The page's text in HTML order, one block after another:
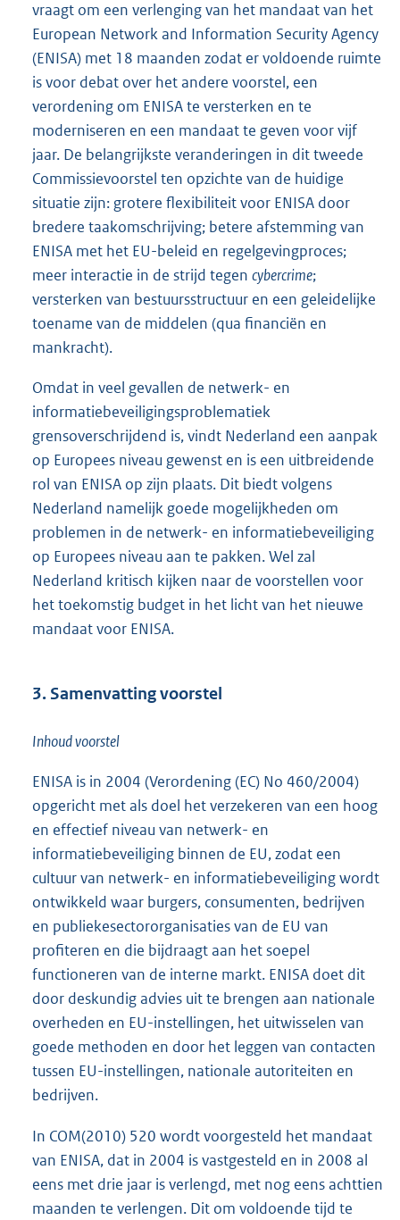
vraagt om een verlenging van het mandaat van het
European Network and Information Security Agency
(ENISA) met 18 maanden zodat er voldoende ruimte
is voor debat over het andere voorstel, een
verordening om ENISA te versterken en te
moderniseren en een mandaat te geven voor vijf
jaar. De belangrijkste veranderingen in dit tweede
Commissievoorstel ten opzichte van de huidige
situatie zijn: grotere flexibiliteit voor ENISA door
bredere taakomschrijving; betere afstemming van
ENISA met het EU-beleid en regelgevingproces;
meer interactie in de strijd tegen cybercrime;
versterken van bestuursstructuur en een geleidelijke
toename van de middelen (qua financiën en
mankracht).
Omdat in veel gevallen de netwerk- en
informatiebeveiligingsproblematiek
grensoverschrijdend is, vindt Nederland een aanpak
op Europees niveau gewenst en is een uitbreidende
rol van ENISA op zijn plaats. Dit biedt volgens
Nederland namelijk goede mogelijkheden om
problemen in de netwerk- en informatiebeveiliging
op Europees niveau aan te pakken. Wel zal
Nederland kritisch kijken naar de voorstellen voor
het toekomstig budget in het licht van het nieuwe
mandaat voor ENISA.
3. Samenvatting voorstel
Inhoud voorstel
ENISA is in 2004 (Verordening (EC) No 460/2004)
opgericht met als doel het verzekeren van een hoog
en effectief niveau van netwerk- en
informatiebeveiliging binnen de EU, zodat een
cultuur van netwerk- en informatiebeveiliging wordt
ontwikkeld waar burgers, consumenten, bedrijven
en publiekesectororganisaties van de EU van
profiteren en die bijdraagt aan het soepel
functioneren van de interne markt. ENISA doet dit
door deskundig advies uit te brengen aan nationale
overheden en EU-instellingen, het uitwisselen van
goede methoden en door het leggen van contacten
tussen EU-instellingen, nationale autoriteiten en
bedrijven.
In COM(2010) 520 wordt voorgesteld het mandaat
van ENISA, dat in 2004 is vastgesteld en in 2008 al
eens met drie jaar is verlengd, met nog eens achttien
maanden te verlengen. Dit om voldoende tijd te